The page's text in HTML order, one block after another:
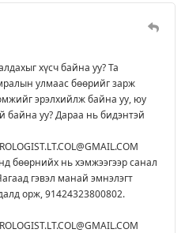
хүсч байна уу? Та
улмаас бөөрийг зарж
эрэлхийлж байна уу, юу
байна уу? Дараа нь бидэнтэй
бөөрнийх нь хэмжээгээр санал
гэвэл манай эмнэлэгт
орж, 91424323800802.